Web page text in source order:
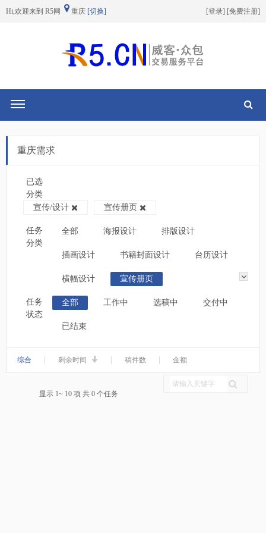
Hi,欢迎来到 R5网 重庆 [切换] [登录] [免费注册]
切换导航
重庆需求
已选
分类
宣传/设计
宣传册页
任务
分类
全部 海报设计 排版设计
插画设计 书籍封面设计 台历设计
横幅设计 宣传册页
任务
状态
全部 工作中 选稿中 交付中
已结束
综合 剩余时间 稿件数 金额
显示 1~ 10 项 共 0 个任务